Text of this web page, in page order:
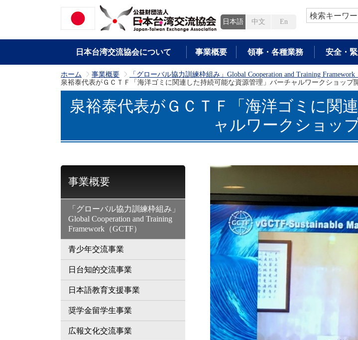
日本語 中文 En
検索キーワ
日本台湾交流協会について 事業概要 領事・各種業務 安全・
ホーム >
事業概要 >「グローバル協力訓練枠組み」Global Cooperation and Training Framework
泉裕泰代表がＧＣＴＦ「海洋ゴミに関連した持続可能な資源管理」バーチャルワークショップ
泉裕泰代表がＧＣＴＦ「海洋ゴミに関
ャルワークショッ
事業概要
「グローバル協力訓練枠組み」
Global Cooperation and Training
Framework（GCTF）
青少年交流事業
日台知的交流事業
日本語教育支援事業
奨学金留学生事業
広報文化交流事業